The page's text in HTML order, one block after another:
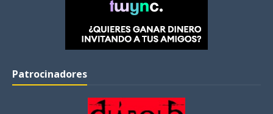
Patrocinadores